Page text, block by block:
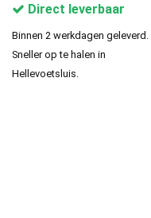
Direct leverbaar
Binnen 2 werkdagen geleverd.
Sneller op te halen in
Hellevoetsluis.